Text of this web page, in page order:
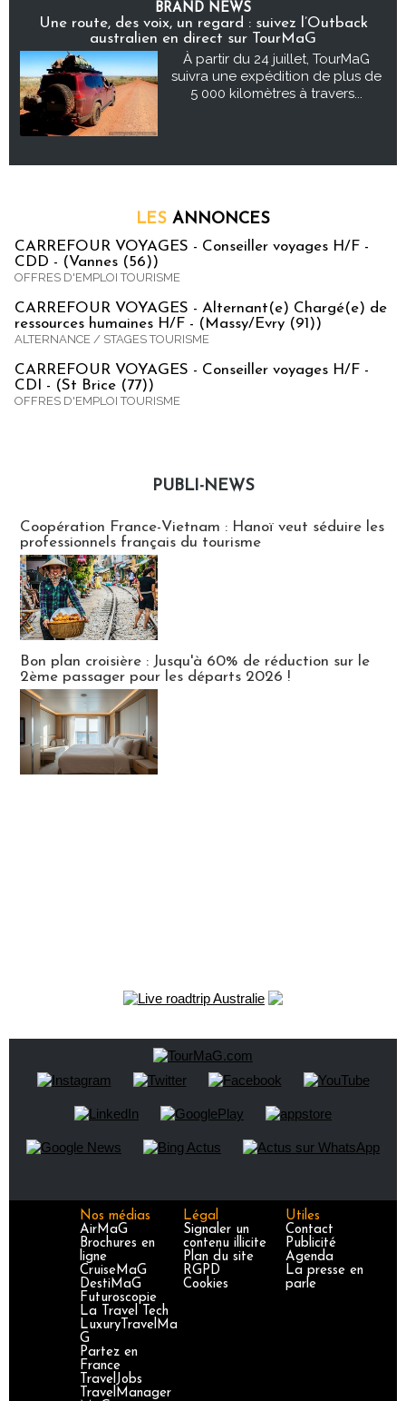
BRAND NEWS
Une route, des voix, un regard : suivez l’Outback
australien en direct sur TourMaG
À partir du 24 juillet, TourMaG
suivra une expédition de plus de
5 000 kilomètres à travers...
LES ANNONCES
CARREFOUR VOYAGES - Conseiller voyages H/F -
CDD - (Vannes (56))
OFFRES D'EMPLOI TOURISME
CARREFOUR VOYAGES - Alternant(e) Chargé(e) de
ressources humaines H/F - (Massy/Evry (91))
ALTERNANCE / STAGES TOURISME
CARREFOUR VOYAGES - Conseiller voyages H/F -
CDI - (St Brice (77))
OFFRES D'EMPLOI TOURISME
PUBLI-NEWS
Coopération France-Vietnam : Hanoï veut séduire les
professionnels français du tourisme
Bon plan croisière : Jusqu'à 60% de réduction sur le
2ème passager pour les départs 2026 !
Nos médias
AirMaG
Brochures en
ligne
CruiseMaG
DestiMaG
Futuroscopie
La Travel Tech
LuxuryTravelMa
G
Partez en
France
TravelJobs
TravelManager
Légal
Signaler un
contenu illicite
Plan du site
RGPD
Cookies
Utiles
Contact
Publicité
Agenda
La presse en
parle